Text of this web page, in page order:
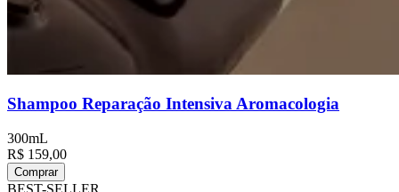
Shampoo Reparação Intensiva Aromacologia
300mL
R$ 159,00
Comprar
BEST-SELLER